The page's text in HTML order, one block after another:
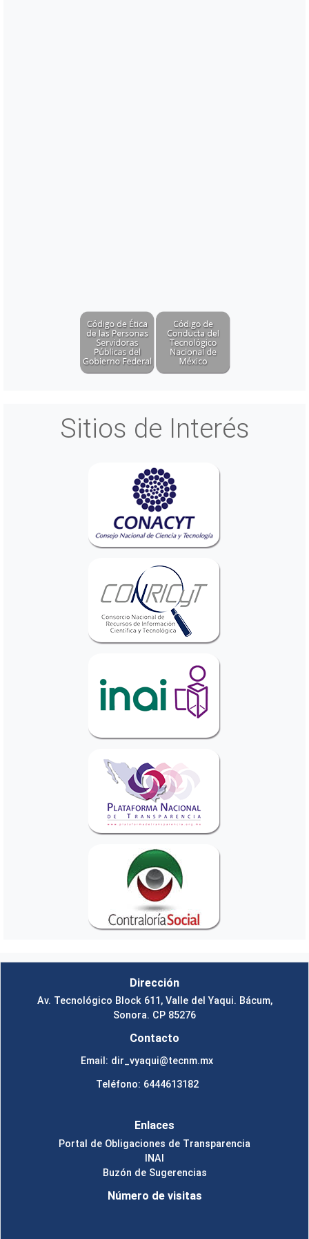
Sitios de Interés
Dirección
Av. Tecnológico Block 611, Valle del Yaqui. Bácum,
Sonora. CP 85276
Contacto
Email: dir_vyaqui@tecnm.mx
Teléfono: 6444613182
Enlaces
Portal de Obligaciones de Transparencia
INAI
Buzón de Sugerencias
Número de visitas